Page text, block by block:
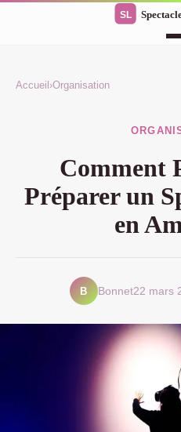
Accueil ›Organisation
Comment
Préparer un
en
B Bonnet22 mars